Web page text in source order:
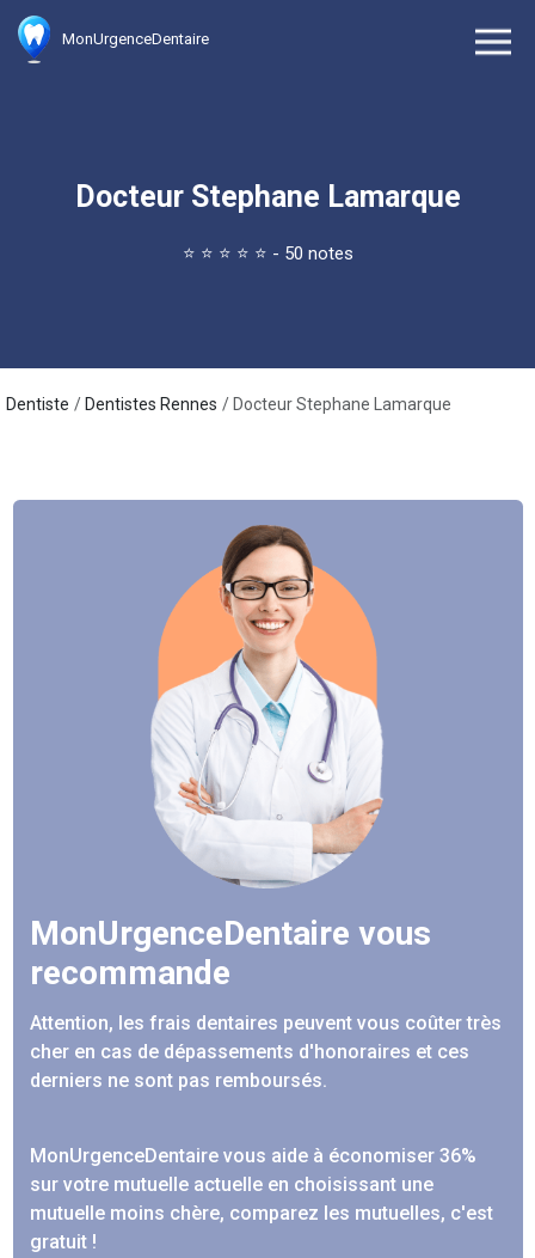
MonUrgenceDentaire
Docteur Stephane Lamarque
⭐ ⭐ ⭐ ⭐ ⭐ - 50 notes
Dentiste Dentistes Rennes Docteur Stephane Lamarque
MonUrgenceDentaire vous
recommande
Attention, les frais dentaires peuvent vous coûter très
cher en cas de dépassements d'honoraires et ces
derniers ne sont pas remboursés.
MonUrgenceDentaire vous aide à économiser 36%
sur votre mutuelle actuelle en choisissant une
mutuelle moins chère, comparez les mutuelles, c'est
gratuit !